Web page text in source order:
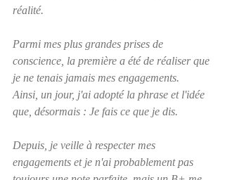
réalité.
Parmi mes plus grandes prises de
conscience, la première a été de réaliser que
je ne tenais jamais mes engagements.
Ainsi, un jour, j'ai adopté la phrase et l'idée
que, désormais : Je fais ce que je dis.
Depuis, je veille à respecter mes
engagements et je n'ai probablement pas